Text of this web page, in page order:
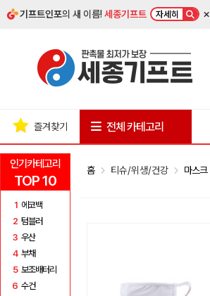
기프트인포의 새 이름!세종기프트 자세히 ×
인기카테고리
TOP 10
1 에코백
2 텀블러
3 우산
4 부채
5 보조배터리
6 수건
즐겨찾기 전체 카테고리
홈 티슈/위생/건강 마스크